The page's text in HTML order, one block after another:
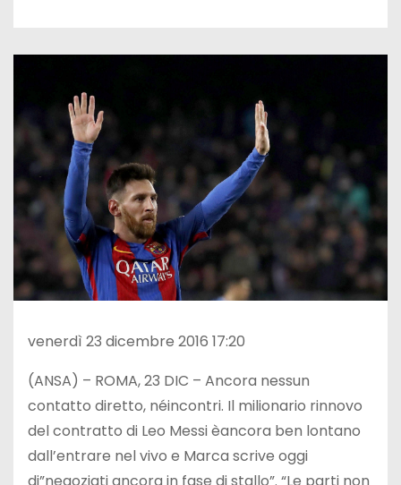
venerdì 23 dicembre 2016 17:20
(ANSA) – ROMA, 23 DIC – Ancora nessun
contatto diretto, néincontri. Il milionario rinnovo
del contratto di Leo Messi èancora ben lontano
dall’entrare nel vivo e Marca scrive oggi